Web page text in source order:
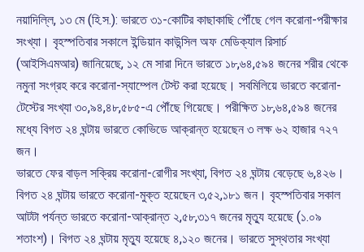
নয়াদিল্লি, ১৩ মে (হি.স.): ভারতে ৩১-কোটির কাছাকাছি পৌঁছে গেল করোনা-পরীক্ষার
সংখ্যা। বৃহস্পতিবার সকালে ইন্ডিয়ান কাউন্সিল অফ মেডিক্যাল রিসার্চ
(আইসিএমআর) জানিয়েছে, ১২ মে সারা দিনে ভারতে ১৮,৬৪,৫৯৪ জনের শরীর থেকে
নমুনা সংগ্রহ করে করোনা-স্যাম্পেল টেস্ট করা হয়েছে। সবমিলিয়ে ভারতে করোনা-
টেস্টের সংখ্যা ৩০,৯৪,৪৮,৫৮৫-এ পৌঁছে গিয়েছে। পরীক্ষিত ১৮,৬৪,৫৯৪ জনের
মধ্যে বিগত ২৪ ঘন্টায় ভারতে কোভিডে আক্রান্ত হয়েছেন ৩ লক্ষ ৬২ হাজার ৭২৭
জন।
ভারতে ফের বাড়ল সক্রিয় করোনা-রোগীর সংখ্যা, বিগত ২৪ ঘন্টায় বেড়েছে ৬,৪২৬।
বিগত ২৪ ঘন্টায় ভারতে করোনা-মুক্ত হয়েছেন ৩,৫২,১৮১ জন। বৃহস্পতিবার সকাল
আটটা পর্যন্ত ভারতে করোনা-আক্রান্ত ২,৫৮,৩১৭ জনের মৃত্যু হয়েছে (১.০৯
শতাংশ)। বিগত ২৪ ঘন্টায় মৃত্যু হয়েছে ৪,১২০ জনের। ভারতে সুস্থতার সংখ্যা